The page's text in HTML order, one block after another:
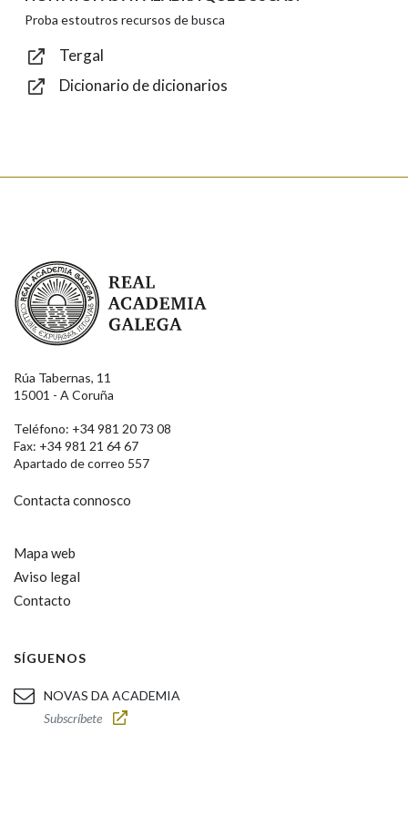
Texto de verificación
Proba estoutros recursos de busca
Tergal
Dicionario de dicionarios
Real Academia Galega
Rúa Tabernas, 11
15001 - A Coruña
Teléfono: +34 981 20 73 08
Fax: +34 981 21 64 67
Apartado de correo 557
Contacta connosco
Mapa web
Aviso legal
Contacto
SÍGUENOS
NOVAS DA ACADEMIA
Subscríbete